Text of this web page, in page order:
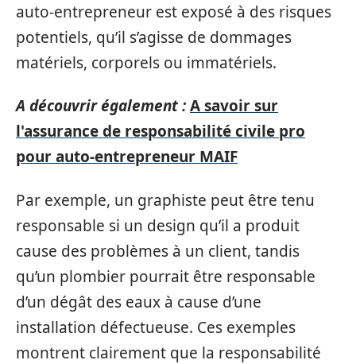
auto-entrepreneur est exposé à des risques
potentiels, qu’il s’agisse de dommages
matériels, corporels ou immatériels.
A découvrir également :A savoir sur
l'assurance de responsabilité civile pro
pour auto-entrepreneur MAIF
Par exemple, un graphiste peut être tenu
responsable si un design qu’il a produit
cause des problèmes à un client, tandis
qu’un plombier pourrait être responsable
d’un dégât des eaux à cause d’une
installation défectueuse. Ces exemples
montrent clairement que la responsabilité